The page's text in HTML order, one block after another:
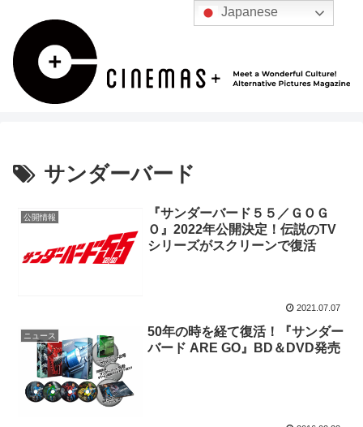
サンダーバード
公開情報
『サンダーバード５５／ＧＯＧ
Ｏ』2022年公開決定！伝説のTV
シリーズがスクリーンで復活
2021.07.07
ニュース
50年の時を経て復活！『サンダー
バード ARE GO』BD＆DVD発売
Japanese